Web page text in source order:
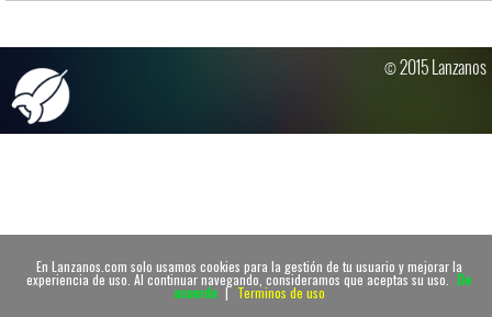
En Lanzanos.com solo usamos cookies para la gestión de tu usuario y mejorar la
experiencia de uso. Al continuar navegando, consideramos que aceptas su uso. De
acuerdo | Terminos de uso
© 2015 Lanzanos